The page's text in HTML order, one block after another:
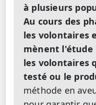
à plusieurs
Au cours des
les volontaires
mènent l'étude
les volontaires
testé ou le
méthode en